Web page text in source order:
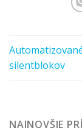
silentblokov
NAJNOVŠIE